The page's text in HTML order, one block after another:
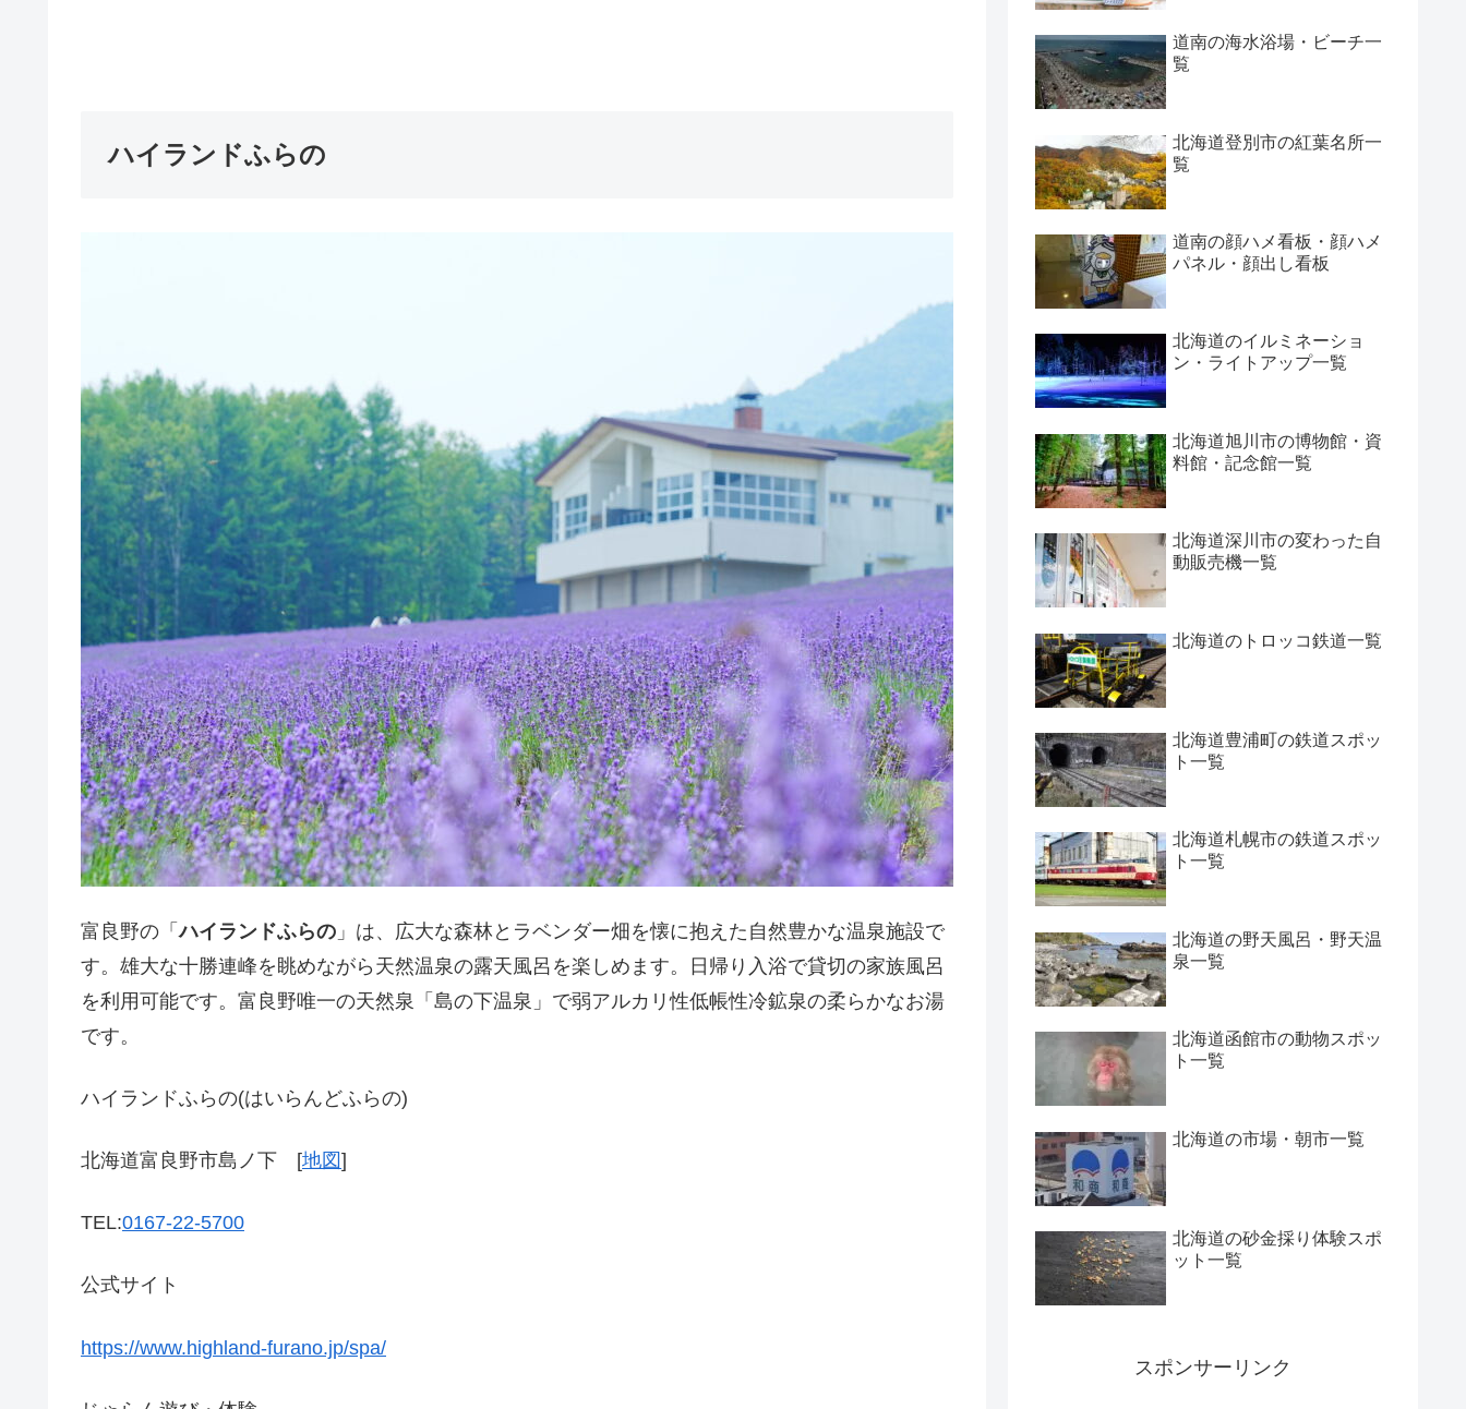
ハイランドふらの
富良野の「ハイランドふらの 」は、広大な森林とラベンダー畑を懐に抱えた自然豊かな温泉施設で
す。雄大な十勝連峰を眺めながら天然温泉の露天風呂を楽しめます。日帰り入浴で貸切の家族風呂
を利用可能です。富良野唯一の天然泉「島の下温泉」で弱アルカリ性低帳性冷鉱泉の柔らかなお湯
です。
ハイランドふらの(はいらんどふらの)
北海道富良野市島ノ下 [地図]
TEL:0167-22-5700
公式サイト
https://www.highland-furano.jp/spa/
道南の海水浴場・ビーチ一
覧
北海道登別市の紅葉名所一
覧
道南の顔ハメ看板・顔ハメ
パネル・顔出し看板
北海道のイルミネーショ
ン・ライトアップ一覧
北海道旭川市の博物館・資
料館・記念館一覧
北海道深川市の変わった自
動販売機一覧
北海道のトロッコ鉄道一覧
北海道豊浦町の鉄道スポッ
ト一覧
北海道札幌市の鉄道スポッ
ト一覧
北海道の野天風呂・野天温
泉一覧
北海道函館市の動物スポッ
ト一覧
北海道の市場・朝市一覧
北海道の砂金採り体験スポ
ット一覧
スポンサーリンク